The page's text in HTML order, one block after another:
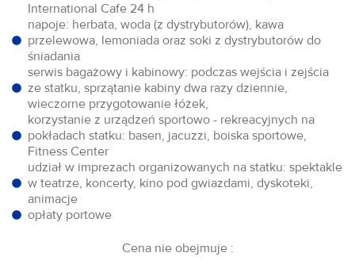
International Cafe 24 h
napoje: herbata, woda (z dystrybutorów), kawa
przelewowa, lemoniada oraz soki z dystrybutorów do
śniadania
serwis bagażowy i kabinowy: podczas wejścia i zejścia
ze statku, sprzątanie kabiny dwa razy dziennie,
wieczorne przygotowanie łóżek,
korzystanie z urządzeń sportowo - rekreacyjnych na
pokładach statku: basen, jacuzzi, boiska sportowe,
Fitness Center
udział w imprezach organizowanych na statku: spektakle
w teatrze, koncerty, kino pod gwiazdami, dyskoteki,
animacje
opłaty portowe
Cena nie obejmuje :